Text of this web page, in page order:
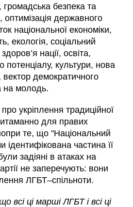
громадська безпека та
державного
національної економіки,
екологія, соціальний
нації, освіта,
потенціалу, культури, нова
вектор демократичного
на молодь.
укріплення традиційної
для правих
те, що "Національний
ідентифікована частина її
задіяні в атаках на
не заперечують: вони
ЛГБТ–спільноти.
всі ці марші ЛГБТ і всі ці